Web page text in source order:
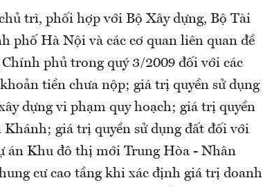
trì, phối hợp với Bộ Xây dựng, Bộ Tài
phố Hà Nội và các cơ quan liên quan đề
phủ trong quý 3/2009 đối với các
tiền chưa nộp; giá trị quyền sử dụng
dựng vi phạm quy hoạch; giá trị quyền
giá trị quyền sử dụng đất đối với
án Khu đô thị mới Trung Hòa - Nhân
cư cao tầng khi xác định giá trị doanh